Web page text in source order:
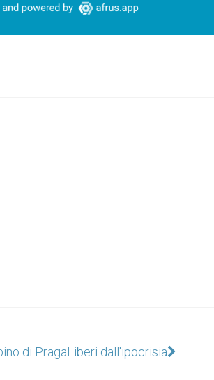
di PragaLiberi dall'ipocrisia